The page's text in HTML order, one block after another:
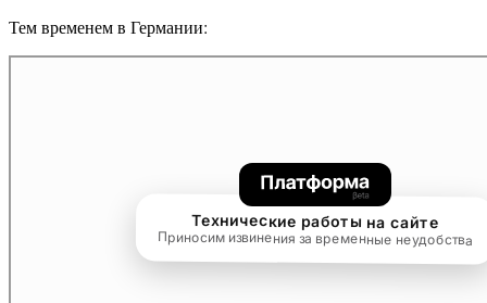
Тем временем в Германии: